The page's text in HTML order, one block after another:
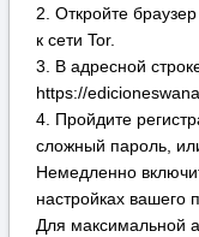
Tor Browser.
Всегда проверяйте
рейтингу перед
РєСЂР°РєРµРЅ
СЃР°Р№С‚
РєСЂР°РєРµРЅ